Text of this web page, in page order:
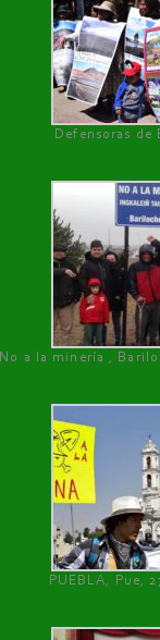
Defensoras de
No a la minería ,
PUEBLA, Pue,